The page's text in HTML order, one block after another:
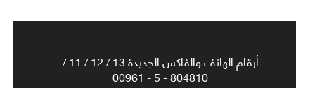
أرقام الهاتف والفاكس الجديدة 13 / 12 / 11 /
804810 - 5 - 00961